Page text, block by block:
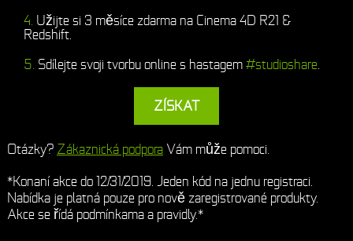
Užijte si 3 měsíce zdarma na Cinema 4D R21 &
Redshift.
Sdílejte svoji tvorbu online s hastagem#studioshare
ZÍSKAT
Otázky? Zákaznická podporaVám může pomoci.
*Konaní akce do 12/31/2019. Jeden kód na jednu registraci.
Nabídka je platná pouze pro nově zaregistrované produkty.
Akce se řídá podmínkama a pravidly.*